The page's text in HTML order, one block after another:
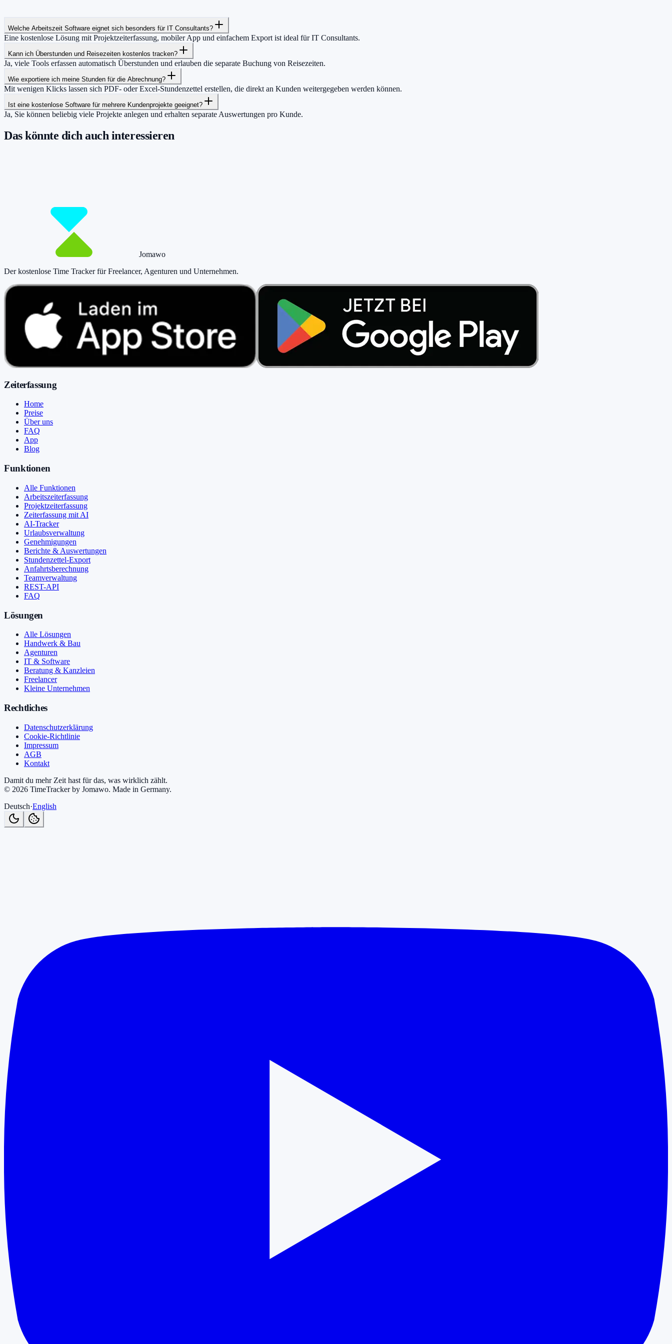
Welche Arbeitszeit Software eignet sich besonders für IT Consultants?
Eine kostenlose Lösung mit Projektzeiterfassung, mobiler App und einfachem Export ist ideal für IT Consultants.
Kann ich Überstunden und Reisezeiten kostenlos tracken?
Ja, viele Tools erfassen automatisch Überstunden und erlauben die separate Buchung von Reisezeiten.
Wie exportiere ich meine Stunden für die Abrechnung?
Mit wenigen Klicks lassen sich PDF- oder Excel-Stundenzettel erstellen, die direkt an Kunden weitergegeben werden können.
Ist eine kostenlose Software für mehrere Kundenprojekte geeignet?
Ja, Sie können beliebig viele Projekte anlegen und erhalten separate Auswertungen pro Kunde.
Das könnte dich auch interessieren
Jomawo
Der kostenlose Time Tracker für Freelancer, Agenturen und Unternehmen.
Zeiterfassung
Home
Preise
Über uns
FAQ
App
Blog
Funktionen
Alle Funktionen
Arbeitszeiterfassung
Projektzeiterfassung
Zeiterfassung mit AI
AI-Tracker
Urlaubsverwaltung
Genehmigungen
Berichte & Auswertungen
Stundenzettel-Export
Anfahrtsberechnung
Teamverwaltung
REST-API
FAQ
Lösungen
Alle Lösungen
Handwerk & Bau
Agenturen
IT & Software
Beratung & Kanzleien
Freelancer
Kleine Unternehmen
Rechtliches
Datenschutzerklärung
Cookie-Richtlinie
Impressum
AGB
Kontakt
Damit du mehr Zeit hast für das, was wirklich zählt.
© 2026 TimeTracker by Jomawo. Made in Germany.
Deutsch·English